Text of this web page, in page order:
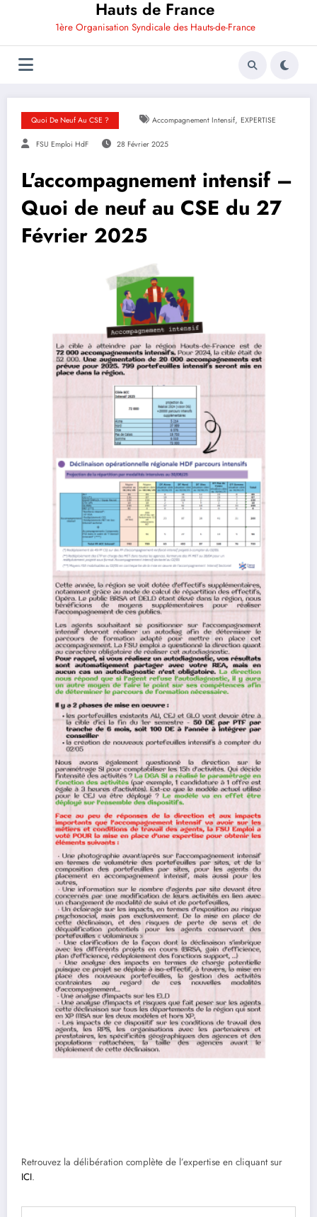
Hauts de France
1ère Organisation Syndicale des Hauts-de-France
Quoi De Neuf Au CSE ? Accompagnement Intensif, EXPERTISE
FSU Emploi HdF 28 Février 2025
L’accompagnement intensif –
Quoi de neuf au CSE du 27
Février 2025
Retrouvez la délibération complète de l’expertise en cliquant sur
ICI.